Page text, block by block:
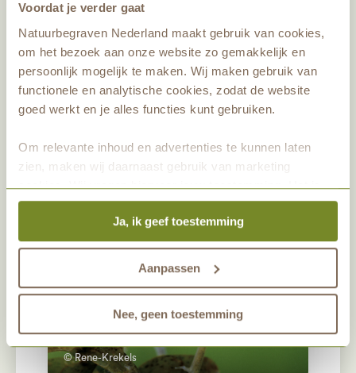
Voordat je verder gaat
Natuurbegraven Nederland maakt gebruik van cookies,
om het bezoek aan onze website zo gemakkelijk en
persoonlijk mogelijk te maken. Wij maken gebruik van
functionele en analytische cookies, zodat de website
goed werkt en je alles functies kunt gebruiken.
Om relevante inhoud en advertenties te kunnen laten
zien, maken wij daarnaast gebruik van marketing
cookies. Wij vragen hiervoor jouw toestemming. Het is
altijd mogelijk om je toestemming te veranderen. Alle
marketingprestaties worden geanalyseerd, zodat we
onze gasten nog beter kunnen helpen. Wil je meer weten
over het gebruik van cookies? Bekijk dan de andere
Ja, ik geef toestemming
Aanpassen
Nee, geen toestemming
Nieuwe Natuur niet alleen gedaan. Dit kon
enkel gerealiseerd worden door bijdragen van
het Groen Ontwikkelfonds Brabant, Provincie
Noord-Brabant, gemeente Heeze-Leende,
natuurbegraafplaats Schoorsveld en de giften
van gasten van natuurbegraafplaats
© Rene-Krekels